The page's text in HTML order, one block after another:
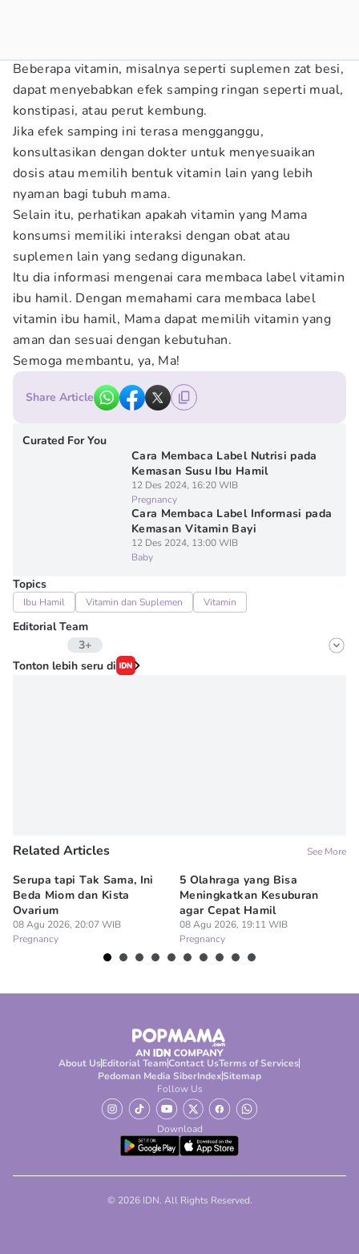
Beberapa vitamin, misalnya seperti suplemen zat besi,
dapat menyebabkan efek samping ringan seperti mual,
konstipasi, atau perut kembung.
Jika efek samping ini terasa mengganggu,
konsultasikan dengan dokter untuk menyesuaikan
dosis atau memilih bentuk vitamin lain yang lebih
nyaman bagi tubuh mama.
Selain itu, perhatikan apakah vitamin yang Mama
konsumsi memiliki interaksi dengan obat atau
suplemen lain yang sedang digunakan.
Itu dia informasi mengenai cara membaca label vitamin
ibu hamil. Dengan memahami cara membaca label
vitamin ibu hamil, Mama dapat memilih vitamin yang
aman dan sesuai dengan kebutuhan.
Semoga membantu, ya, Ma!
Share Article
Curated For You
Cara Membaca Label Nutrisi pada
Kemasan Susu Ibu Hamil
12 Des 2024, 16:20 WIB
Pregnancy
Cara Membaca Label Informasi pada
Kemasan Vitamin Bayi
12 Des 2024, 13:00 WIB
Baby
Topics
Ibu Hamil Vitamin dan Suplemen Vitamin
Editorial Team
3+
Editor
Irma ediarti mardiyah
Tonton lebih seru di
Related Articles See More
Serupa tapi Tak Sama, Ini
Beda Miom dan Kista
Ovarium
08 Agu 2026, 20:07 WIB
Pregnancy
5 Olahraga yang Bisa
Meningkatkan Kesuburan
agar Cepat Hamil
08 Agu 2026, 19:11 WIB
Pregnancy
About UsEditorial TeamContact UsTerms of Services
Pedoman Media SiberIndexSitemap
Follow Us
Download
© 2026 IDN. All Rights Reserved.